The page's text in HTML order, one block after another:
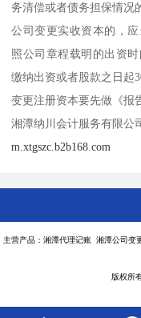
务清偿或者债务担保情况
公司变更实收资本的，
照公司章程载明的出资
缴纳出资或者股款之日起
变更注册资本要先做《报
湘潭纳川会计服务有限公
m.xtgszc.b2b168.com
主营产品：湘潭代理记账 湘潭公司
版权所